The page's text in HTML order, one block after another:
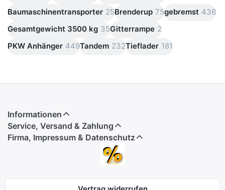
Baumaschinentransporter 25Brenderup 75gebremst 436
Gesamtgewicht 3500 kg 35Gitterrampe 2
PKW Anhänger 449Tandem 232Tieflader 181
Informationen
Service, Versand & Zahlung
Firma, Impressum & Datenschutz